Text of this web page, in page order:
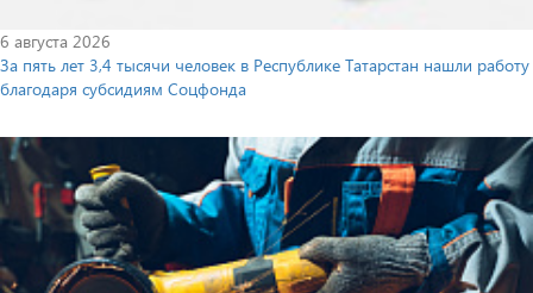
6 августа 2026
За пять лет 3,4 тысячи человек в Республике Татарстан нашли работу
благодаря субсидиям Соцфонда